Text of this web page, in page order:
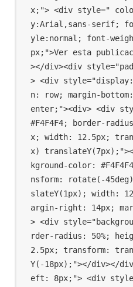
x;"> <div style="
y:Arial,sans-serif;
yle:normal; font-
px;">Ver esta
></div><div
> <div
n: row; margin-
enter;"><div> <div
#F4F4F4; border-
x; width: 12.5px;
x)
kground-color:
nsform: rotate(-
slateY(1px); width:
argin-right: 14px;
> <div
rder-radius: 50%;
2.5px; transform:
Y(-18px);"></div></
eft: 8px;"> <div